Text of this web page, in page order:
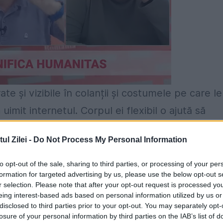
Zilei - Do Not Process My Personal Information
opt-out of the sale, sharing to third parties, or processing of your
for targeted advertising by us, please use the below opt-out
selection. Please note that after your opt-out request is processed
interest-based ads based on personal information utilized by us
to third parties prior to your opt-out. You may separately
of your personal information by third parties on the IAB’s list of
și vizibile în colanții și costumele pe care le
internetul. Corpul ei flexibil o ajută să
atragă atenția bărbaților dar și a pasionaților
brazilian Marcos Alberti, aclamat pentru
de alcool cu moderație, a pornit într-o nouă
viața sexuală.Masturbare şi orgasm într-un